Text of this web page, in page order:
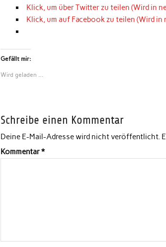
Klick, um über Twitter zu teilen (Wird in
Klick, um auf Facebook zu teilen (Wird
Gefällt mir:
Wird geladen …
Schreibe einen Kommentar
Deine E-Mail-Adresse wird nicht veröffentlicht.
Kommentar*